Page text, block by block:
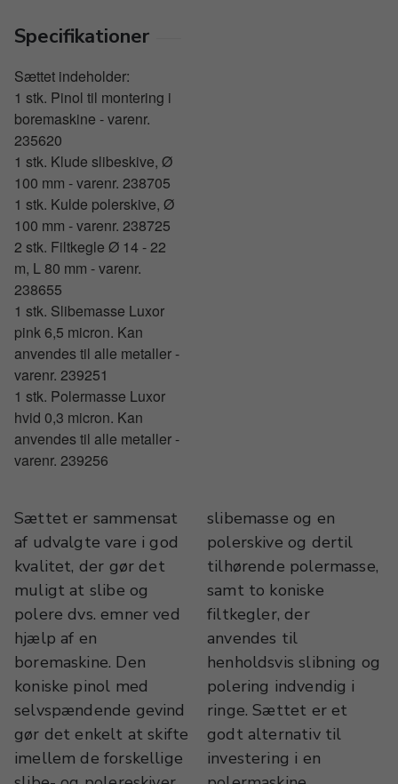
Specifikationer
Sættet indeholder:
1 stk. Pinol til montering i
boremaskine - varenr.
235620
1 stk. Klude slibeskive, Ø
100 mm - varenr. 238705
1 stk. Kulde polerskive, Ø
100 mm - varenr. 238725
2 stk. Filtkegle Ø 14 - 22
m, L 80 mm - varenr.
238655
1 stk. Slibemasse Luxor
pink 6,5 micron. Kan
anvendes til alle metaller -
varenr. 239251
1 stk. Polermasse Luxor
hvid 0,3 micron. Kan
anvendes til alle metaller -
varenr. 239256
Sættet er sammensat
af udvalgte vare i god
kvalitet, der gør det
muligt at slibe og
polere dvs. emner ved
hjælp af en
boremaskine. Den
koniske pinol med
selvspændende gevind
gør det enkelt at skifte
imellem de forskellige
slibemasse og en
polerskive og dertil
tilhørende polermasse,
samt to koniske
filtkegler, der
anvendes til
henholdsvis slibning og
polering indvendig i
ringe. Sættet er et
godt alternativ til
investering i en